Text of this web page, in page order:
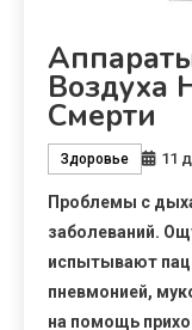
Воздуха
Смерти
Здоровье 11
Проблемы с
заболеваний.
испытывают
пневмонией,
на помощь